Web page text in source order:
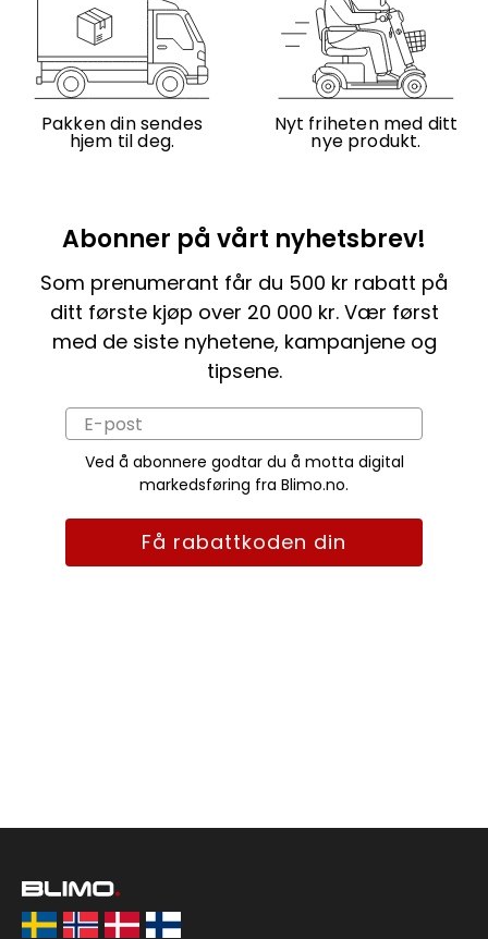
Pakken din sendes
hjem til deg.
Nyt friheten med ditt
nye produkt.
Abonner på vårt nyhetsbrev!
Som prenumerant får du 500 kr rabatt på
ditt første kjøp over 20 000 kr. Vær først
med de siste nyhetene, kampanjene og
tipsene.
Ved å abonnere godtar du å motta digital
markedsføring fra Blimo.no.
Få rabattkoden din